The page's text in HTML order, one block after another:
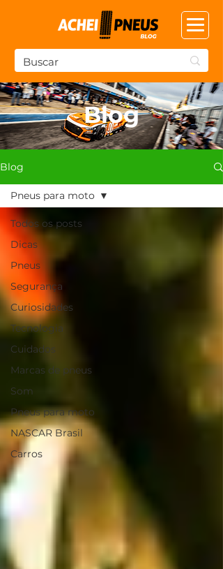
Blog
Blog
Todos os posts
Dicas
Pneus
Segurança
Curiosidades
Tecnologia
Cuidados
Marcas de pneus
Som
Pneus para moto
NASCAR Brasil
Carros
Pneus para moto